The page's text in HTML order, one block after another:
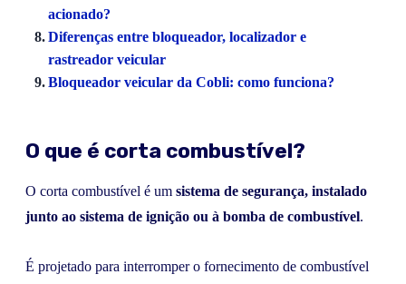
acionado?
Diferenças entre bloqueador, localizador e
rastreador veicular
Bloqueador veicular da Cobli: como funciona?
O que é corta combustível?
O corta combustível é um sistema de segurança, instalado
junto ao sistema de ignição ou à bomba de combustível.
É projetado para interromper o fornecimento de combustível